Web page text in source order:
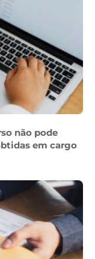
não pode
em cargo